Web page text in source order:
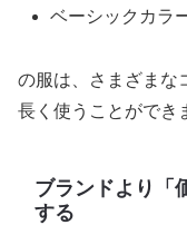
ベーシックカラ
の服は、さまざまな
長く使うことができ
ブランドより「
する